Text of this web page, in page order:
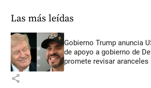
Las más leídas
Gobierno Trump anuncia
de apoyo a gobierno de
promete revisar aranceles
share